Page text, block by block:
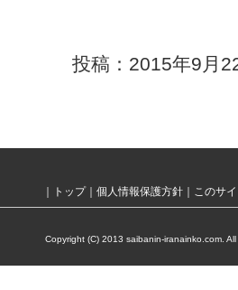
投稿：2015年9月
トップ｜ 個人情報保護方針 このサ
Copyright (C) 2013 saibanin-iranainko.com. All